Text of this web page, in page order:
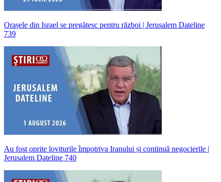
Orașele din Israel se pregătesc pentru război | Jerusalem Dateline
739
Au fost oprite loviturile împotriva Iranului și continuă negocierile |
Jerusalem Dateline 740